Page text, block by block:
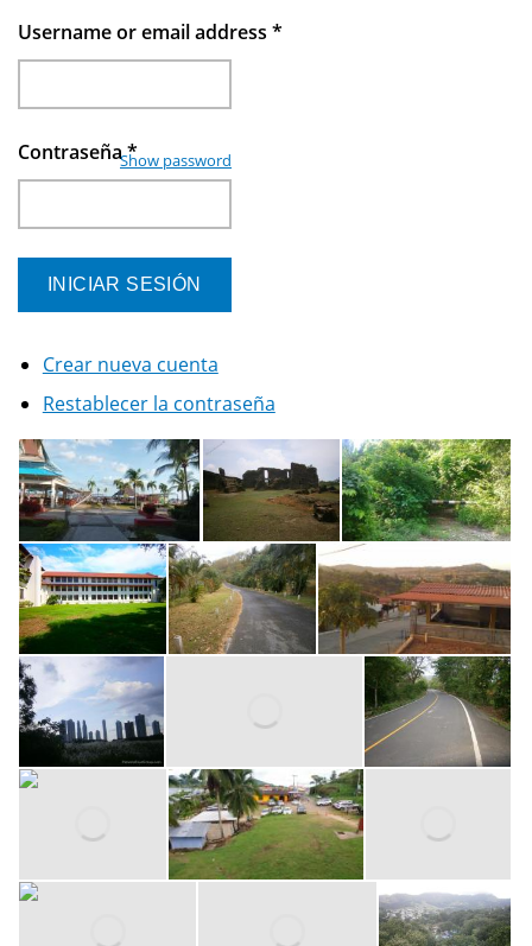
Username or email address *
Contraseña*
Show password
Crear nueva cuenta
Restablecer la contraseña